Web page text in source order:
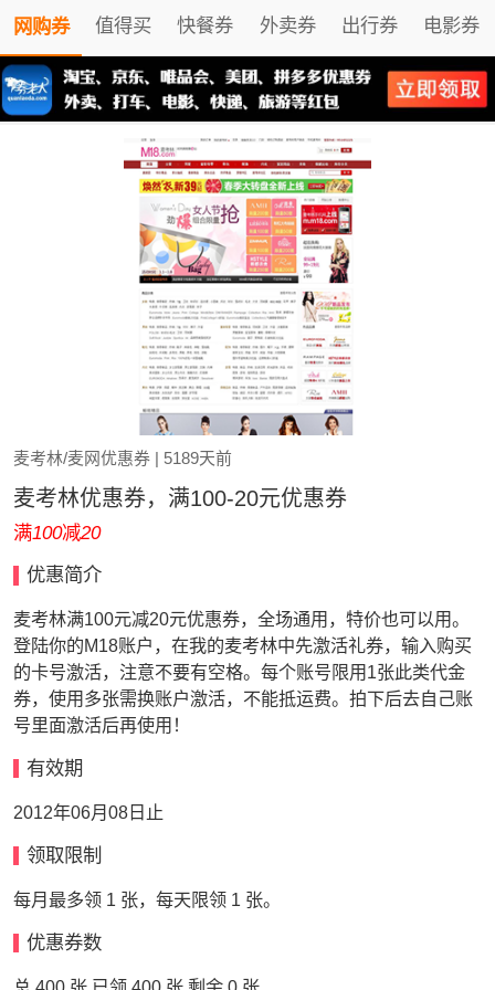
网购券 值得买 快餐券 外卖券 出行券 电影券
麦考林/麦网优惠券 | 5189天前
麦考林优惠券，满100-20元优惠券
满100减20
优惠简介
麦考林满100元减20元优惠券，全场通用，特价也可以用。
登陆你的M18账户，在我的麦考林中先激活礼券，输入购买
的卡号激活，注意不要有空格。每个账号限用1张此类代金
券，使用多张需换账户激活，不能抵运费。拍下后去自己账
号里面激活后再使用！
有效期
2012年06月08日止
领取限制
每月最多领 1 张，每天限领 1 张。
优惠券数